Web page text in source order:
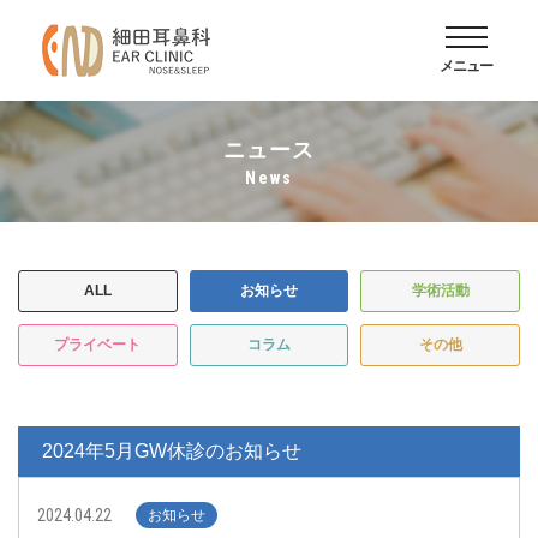
メニュー
ニュース
news
ALL お知らせ 学術活動
プライベート コラム その他
2024年5月GW休診のお知らせ
2024.04.22 お知らせ